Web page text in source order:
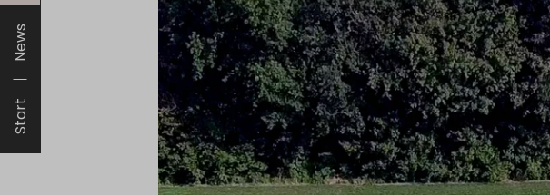
Start
News